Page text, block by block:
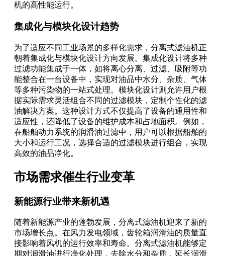
机的高性能运行。
集成化与模块化设计趋势
为了适应不同工业场景的多样化需求，分离式滤油机正
朝着集成化与模块化设计方向发展。集成化设计将多种
过滤功能集成于一体，如将离心分离、过滤、吸附等功
能整合在一台设备中，实现对油品中水分、杂质、气体
等多种污染物的一站式处理。模块化设计则允许用户根
据实际需求灵活组合不同的过滤模块，定制个性化的滤
油解决方案。这种设计方式不仅提高了设备的通用性和
适应性，还降低了设备的维护成本和占地面积。例如，
在船舶动力系统的润滑油过滤中，用户可以根据船舶的
大小和运行工况，选择合适的过滤模块进行组合，实现
高效的油品净化。
市场需求催生行业变革
新能源行业带来新机遇
随着新能源产业的蓬勃发展，分离式滤油机迎来了新的
市场增长点。在风力发电领域，齿轮箱润滑油的质量直
接影响着风机的运行效率和寿命。分离式滤油机能够定
期对润滑油进行净化处理，去除水分和杂质，延长润滑